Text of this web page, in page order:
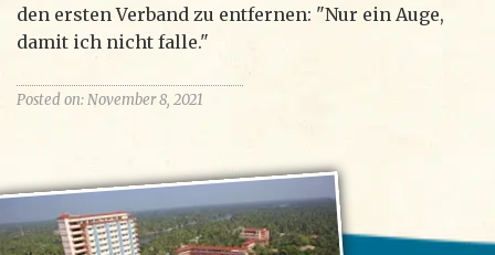
den ersten Verband zu entfernen: "Nur ein Auge,
damit ich nicht falle."
Posted on: November 8, 2021